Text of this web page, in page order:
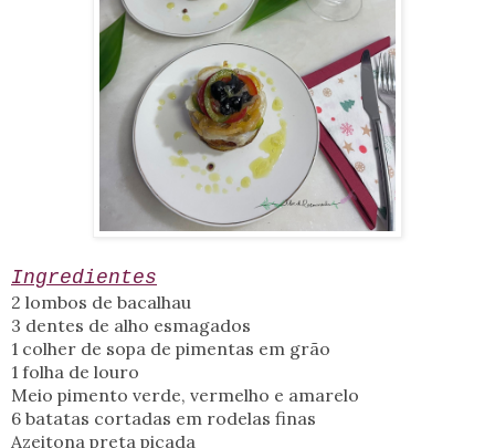
Ingredientes
2 lombos de bacalhau
3 dentes de alho esmagados
1 colher de sopa de pimentas em grão
1 folha de louro
Meio pimento verde, vermelho e amarelo
6 batatas cortadas em rodelas finas
Azeitona preta picada